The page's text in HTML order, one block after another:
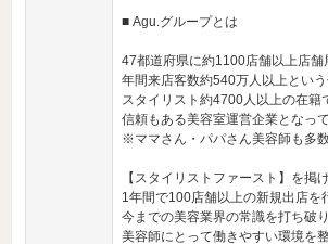
■ Agu.グループとは
47都道府県に約1100店舗以上店舗
年間来店客数約540万人以上という
スタイリスト約4700人以上の在籍
信頼もある美容室運営企業となって
※ママさん・パパさん美容師も多数
【スタイリストファースト】を掲げ
1年間で100店舗以上の新規出店を
今までの美容業界の常識を打ち破り
美容師にとって働きやすい環境を